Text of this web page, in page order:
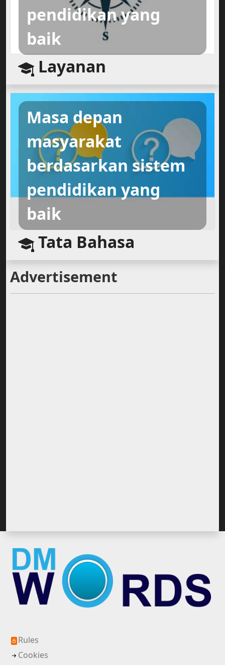
pendidikan yang
baik
Layanan
Masa depan
masyarakat
berdasarkan sistem
pendidikan yang
baik
Tata Bahasa
Advertisement
Rules
Cookies